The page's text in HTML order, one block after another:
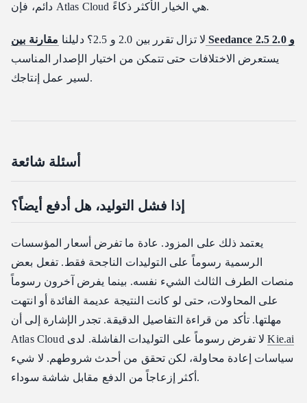
دائم، فإن Atlas Cloud هي الخيار الأكثر ذكاءً.
لا تزال تقرر بين 2.0 و 2.5؟ دليلنا
مقارنة بين Seedance 2.5 و 2.0
يستعرض الاختلافات حتى تتمكن من اختيار الإصدار المناسب
لسير عمل إنتاجك.
أسئلة شائعة
إذا فشل التوليد، هل أدفع أيضاً؟
يعتمد ذلك على المزود. عادة ما تفرض أسعار المؤسسات
الرسمية رسوماً على التوليدات الناجحة فقط. تفعل بعض
منصات الطرف الثالث الشيء نفسه. بينما يفرض آخرون رسوماً
على المحاولات، حتى لو كانت النتيجة عديمة الفائدة أو انتهت
مهلتها. تأكد من قراءة التفاصيل الدقيقة. تجدر الإشارة إلى أن
Atlas Cloud لا تفرض رسوماً على التوليدات الفاشلة. لدىKie.ai
سياسات إعادة محاولة، لكن تحقق من أحدث شروطهم. لا شيء
أكثر إزعاجاً من الدفع مقابل شاشة سوداء.